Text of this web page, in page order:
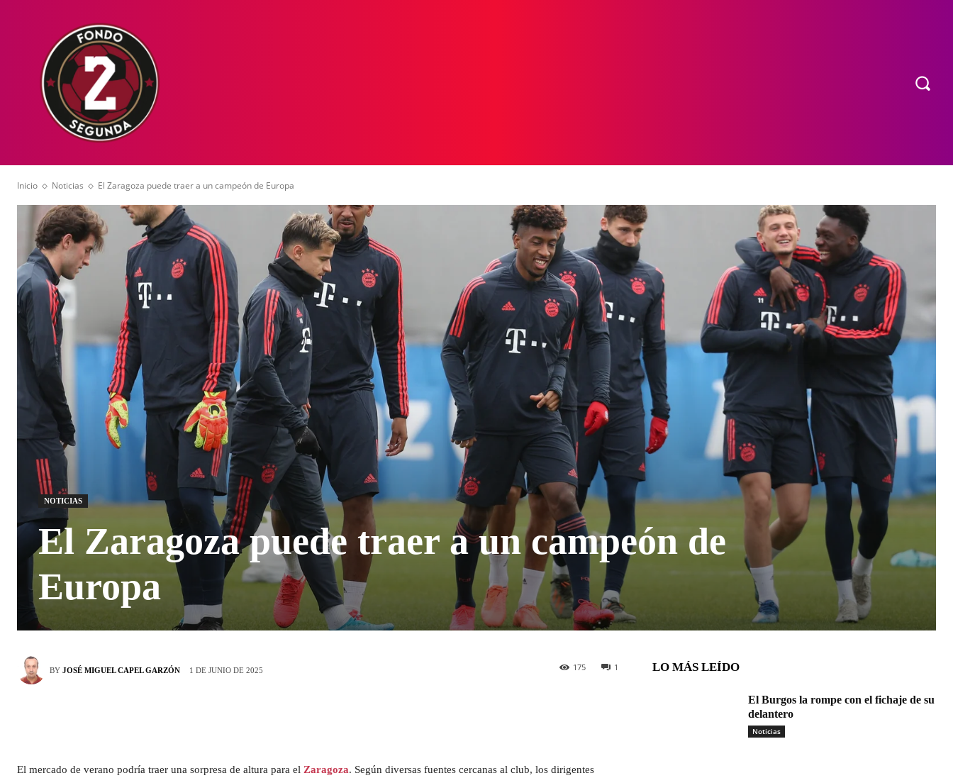
Inicio Noticias El Zaragoza puede traer a un campeón de Europa
NOTICIAS
El Zaragoza puede traer a un campeón de
Europa
BY JOSÉ MIGUEL CAPEL GARZÓN 1 DE JUNIO DE 2025 1
175
El mercado de verano podría traer una sorpresa de altura para el Zaragoza. Según diversas fuentes cercanas al club, los dirigentes
LO MÁS LEÍDO
El Burgos la rompe con el fichaje de su
delantero
Noticias